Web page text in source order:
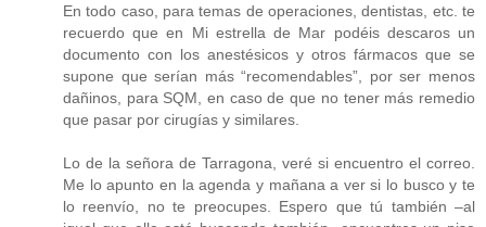
En todo caso, para temas de operaciones, dentistas, etc. te
recuerdo que en Mi estrella de Mar podéis descaros un
documento con los anestésicos y otros fármacos que se
supone que serían más “recomendables”, por ser menos
dañinos, para SQM, en caso de que no tener más remedio
que pasar por cirugías y similares.
Lo de la señora de Tarragona, veré si encuentro el correo.
Me lo apunto en la agenda y mañana a ver si lo busco y te
lo reenvío, no te preocupes. Espero que tú también –al